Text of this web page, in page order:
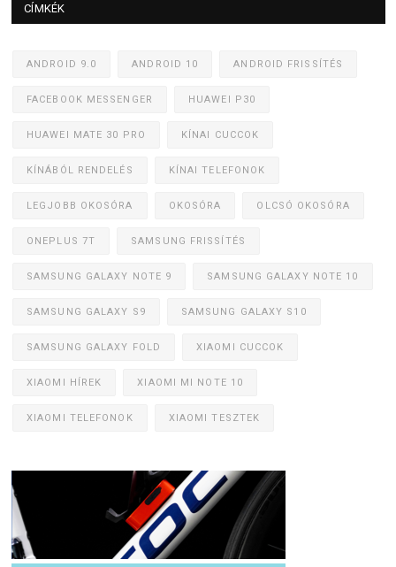
CÍMKÉK
ANDROID 9.0 ANDROID 10 ANDROID FRISSÍTÉS
FACEBOOK MESSENGER HUAWEI P30
HUAWEI MATE 30 PRO KÍNAI CUCCOK
KÍNÁBÓL RENDELÉS KÍNAI TELEFONOK
LEGJOBB OKOSÓRA OKOSÓRA OLCSÓ OKOSÓRA
ONEPLUS 7T SAMSUNG FRISSÍTÉS
SAMSUNG GALAXY NOTE 9 SAMSUNG GALAXY NOTE 10
SAMSUNG GALAXY S9 SAMSUNG GALAXY S10
SAMSUNG GALAXY FOLD XIAOMI CUCCOK
XIAOMI HÍREK XIAOMI MI NOTE 10
XIAOMI TELEFONOK XIAOMI TESZTEK